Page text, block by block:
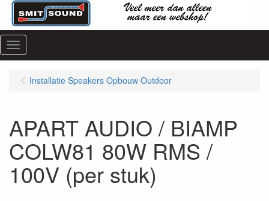
Menu
Installatie Speakers Opbouw Outdoor
APART AUDIO / BIAMP
COLW81 80W RMS /
100V (per stuk)